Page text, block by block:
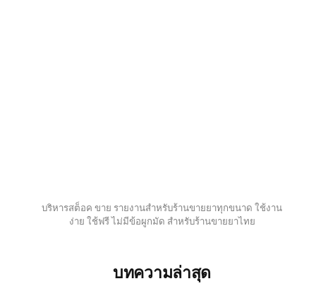
บริหารสต็อค ขาย รายงานสำหรับร้านขายยาทุกขนาด ใช้งาน
ง่าย ใช้ฟรี ไม่มีข้อผูกมัด สำหรับร้านขายยาไทย
บทความล่าสุด